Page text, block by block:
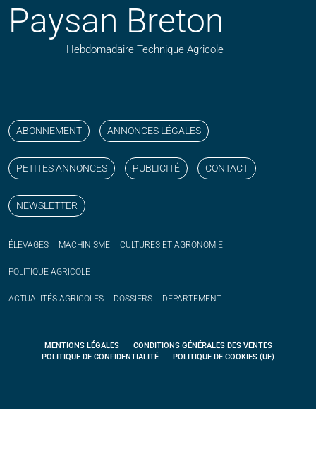
Paysan Breton
Hebdomadaire Technique Agricole
ABONNEMENT ANNONCES LÉGALES
PETITES ANNONCES PUBLICITÉ CONTACT
NEWSLETTER
ÉLEVAGES MACHINISME CULTURES ET AGRONOMIE
POLITIQUE AGRICOLE
ACTUALITÉS AGRICOLES DOSSIERS DÉPARTEMENT
MENTIONS LÉGALES
CONDITIONS GÉNÉRALES DES VENTES
POLITIQUE DE CONFIDENTIALITÉ
POLITIQUE DE COOKIES (UE)